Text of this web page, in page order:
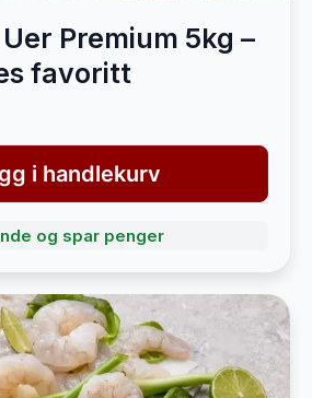
Premium 5kg –
favoritt
i handlekurv
og spar penger